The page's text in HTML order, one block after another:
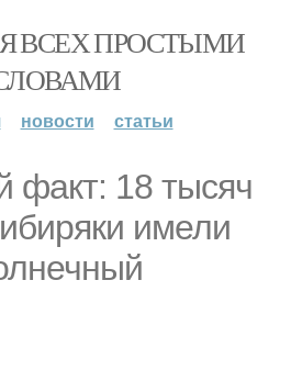
ВСЕХ ПРОСТЫМИ
новости статьи
факт: 18 тысяч
имели